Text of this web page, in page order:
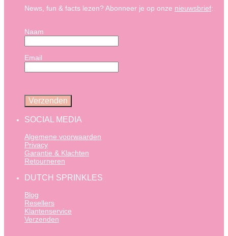
News, fun & facts lezen? Abonneer je op onze nieuwsbrief:
Naam
Email
SOCIAL MEDIA
Algemene voorwaarden
Privacy
Garantie & Klachten
Retourneren
DUTCH SPRINKLES
Blog
Resellers
Klantenservice
Verzenden